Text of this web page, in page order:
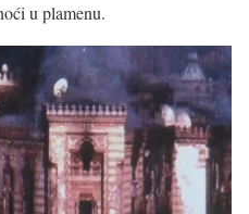
u plamenu.